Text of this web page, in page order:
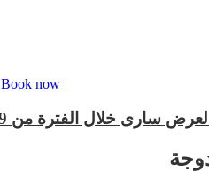
Book now
العرض سارى خلال الفترة من 19 يناير وحتى 02 فبراير